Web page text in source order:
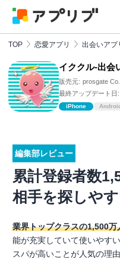
TOP 恋愛アプリ 出会いアプ
イククル-出会
販売元: prosgate
最終アップデート日:
iPhone
編集部レビュー
累計登録者数
相手を探しや
業界トップクラスの1,500
能が充実していて使いやす
スパが高いことが人気の理